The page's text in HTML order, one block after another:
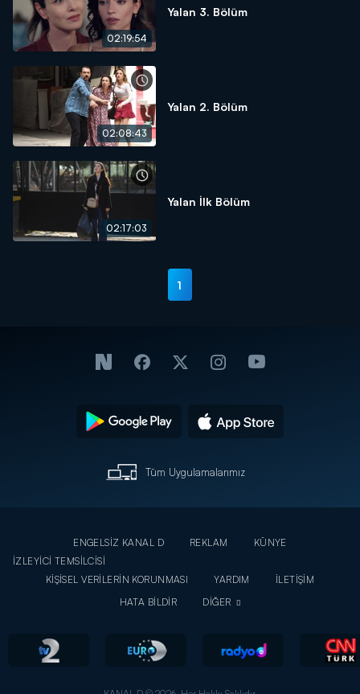
02:19:54
Yalan 3. Bölüm
02:08:43
Yalan 2. Bölüm
02:17:03
Yalan İlk Bölüm
1
Tüm Uygulamalarımız
ENGELSİZ KANAL D REKLAM
KÜNYE
İZLEYİCİ TEMSİLCİSİ
KİŞİSEL VERİLERİN KORUNMASI
YARDIM
İLETİŞİM
HATA BİLDİR
DİĞER